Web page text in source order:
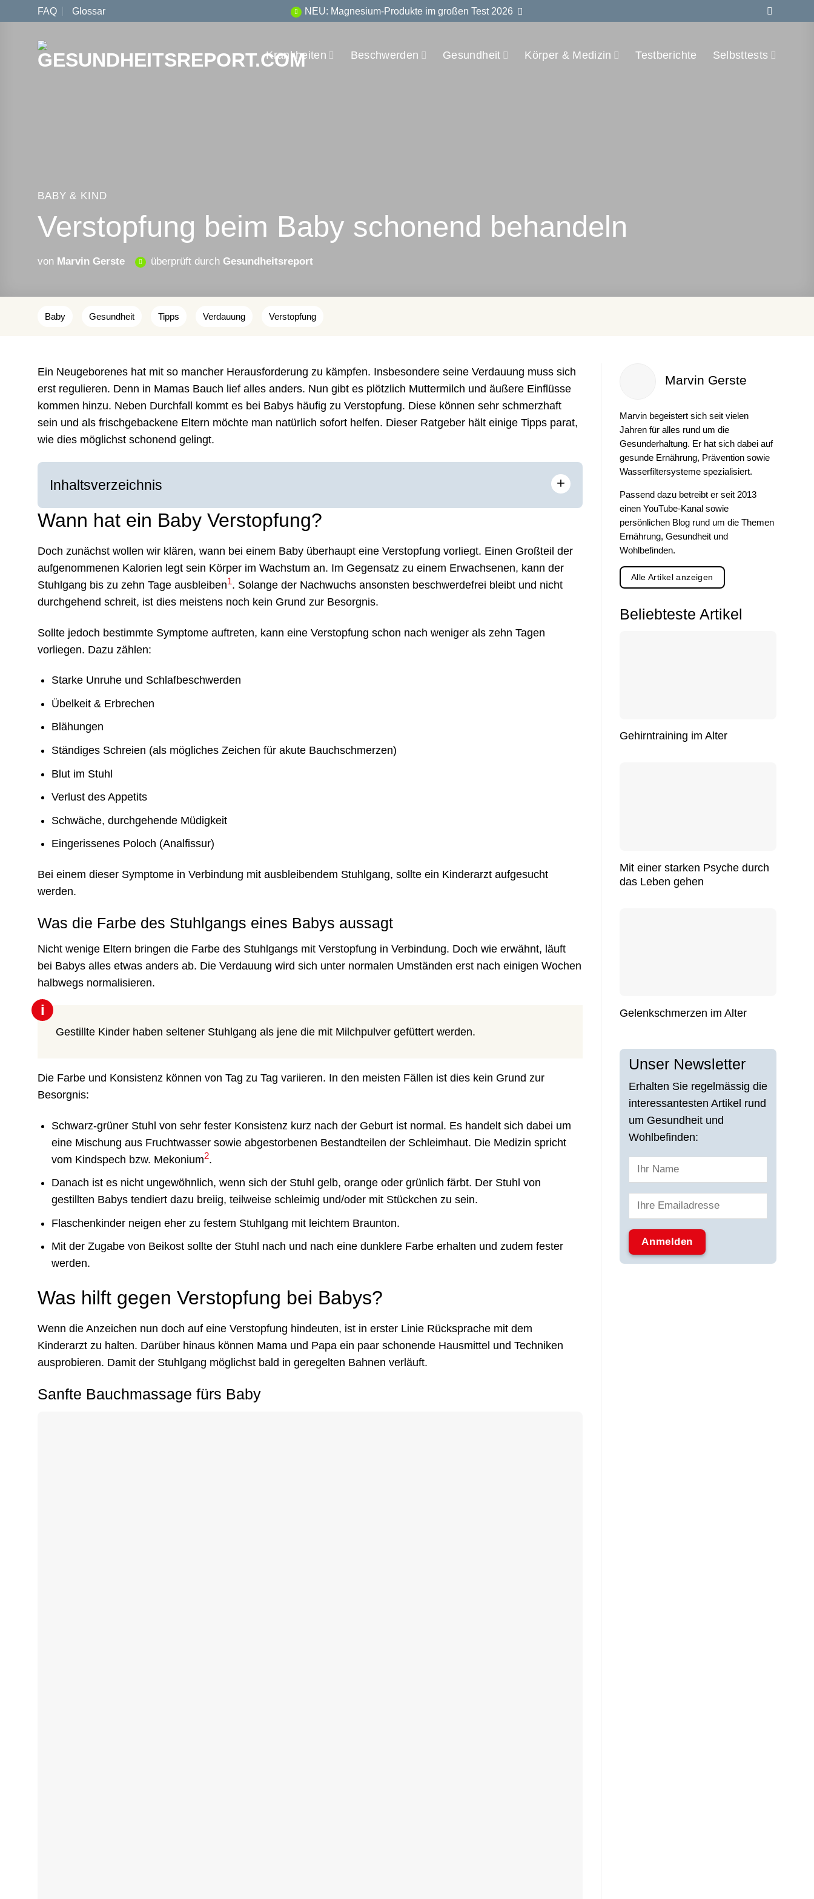
Inhalt
springen
FAQ Glossar NEU: Magnesium-Produkte im großen Test 2026
Krankheiten Beschwerden Gesundheit Körper & Medizin Testberichte Selbsttests
BABY & KIND
Verstopfung beim Baby schonend behandeln
von Marvin Gerste überprüft durch Gesundheitsreport
Baby Gesundheit Tipps Verdauung Verstopfung
Ein Neugeborenes hat mit so mancher Herausforderung zu kämpfen. Insbesondere seine Verdauung muss sich
erst regulieren. Denn in Mamas Bauch lief alles anders. Nun gibt es plötzlich Muttermilch und äußere Einflüsse
kommen hinzu. Neben Durchfall kommt es bei Babys häufig zu Verstopfung. Diese können sehr schmerzhaft
sein und als frischgebackene Eltern möchte man natürlich sofort helfen. Dieser Ratgeber hält einige Tipps parat,
wie dies möglichst schonend gelingt.
Inhaltsverzeichnis +
Wann hat ein Baby Verstopfung?
Doch zunächst wollen wir klären, wann bei einem Baby überhaupt eine Verstopfung vorliegt. Einen Großteil der
aufgenommenen Kalorien legt sein Körper im Wachstum an. Im Gegensatz zu einem Erwachsenen, kann der
Stuhlgang bis zu zehn Tage ausbleiben1. Solange der Nachwuchs ansonsten beschwerdefrei bleibt und nicht
durchgehend schreit, ist dies meistens noch kein Grund zur Besorgnis.
Sollte jedoch bestimmte Symptome auftreten, kann eine Verstopfung schon nach weniger als zehn Tagen
vorliegen. Dazu zählen:
Starke Unruhe und Schlafbeschwerden
Übelkeit & Erbrechen
Blähungen
Ständiges Schreien (als mögliches Zeichen für akute Bauchschmerzen)
Blut im Stuhl
Verlust des Appetits
Schwäche, durchgehende Müdigkeit
Eingerissenes Poloch (Analfissur)
Bei einem dieser Symptome in Verbindung mit ausbleibendem Stuhlgang, sollte ein Kinderarzt aufgesucht
werden.
Was die Farbe des Stuhlgangs eines Babys aussagt
Nicht wenige Eltern bringen die Farbe des Stuhlgangs mit Verstopfung in Verbindung. Doch wie erwähnt, läuft
bei Babys alles etwas anders ab. Die Verdauung wird sich unter normalen Umständen erst nach einigen Wochen
halbwegs normalisieren.
i
Gestillte Kinder haben seltener Stuhlgang als jene die mit Milchpulver gefüttert werden.
Die Farbe und Konsistenz können von Tag zu Tag variieren. In den meisten Fällen ist dies kein Grund zur
Besorgnis:
Schwarz-grüner Stuhl von sehr fester Konsistenz kurz nach der Geburt ist normal. Es handelt sich dabei um
eine Mischung aus Fruchtwasser sowie abgestorbenen Bestandteilen der Schleimhaut. Die Medizin spricht
vom Kindspech bzw. Mekonium2.
Danach ist es nicht ungewöhnlich, wenn sich der Stuhl gelb, orange oder grünlich färbt. Der Stuhl von
gestillten Babys tendiert dazu breiig, teilweise schleimig und/oder mit Stückchen zu sein.
Flaschenkinder neigen eher zu festem Stuhlgang mit leichtem Braunton.
Mit der Zugabe von Beikost sollte der Stuhl nach und nach eine dunklere Farbe erhalten und zudem fester
werden.
Was hilft gegen Verstopfung bei Babys?
Wenn die Anzeichen nun doch auf eine Verstopfung hindeuten, ist in erster Linie Rücksprache mit dem
Kinderarzt zu halten. Darüber hinaus können Mama und Papa ein paar schonende Hausmittel und Techniken
ausprobieren. Damit der Stuhlgang möglichst bald in geregelten Bahnen verläuft.
Sanfte Bauchmassage fürs Baby
Marvin Gerste
Marvin begeistert sich seit vielen
Jahren für alles rund um die
Gesunderhaltung. Er hat sich dabei auf
gesunde Ernährung, Prävention sowie
Wasserfiltersysteme spezialisiert.
Passend dazu betreibt er seit 2013
einen YouTube-Kanal sowie
persönlichen Blog rund um die Themen
Ernährung, Gesundheit und
Wohlbefinden.
Alle Artikel anzeigen
Beliebteste Artikel
Gehirntraining im Alter
Mit einer starken Psyche durch
das Leben gehen
Gelenkschmerzen im Alter
Unser Newsletter
Erhalten Sie regelmässig die
interessantesten Artikel rund
um Gesundheit und
Wohlbefinden: